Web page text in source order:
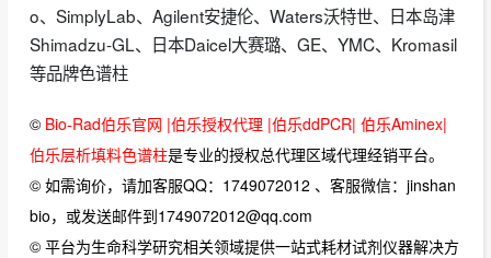
o、SimplyLab、Agilent安捷伦、Waters沃特世、日本岛津
Shimadzu-GL、日本Daicel大赛璐、GE、YMC、Kromasil
等品牌色谱柱
© Bio-Rad伯乐官网 |伯乐授权代理 |伯乐ddPCR| 伯乐Aminex|
伯乐层析填料色谱柱是专业的授权总代理区域代理经销平台。
© 如需询价，请加客服QQ：1749072012 、客服微信：jinshan
bio，或发送邮件到1749072012@qq.com
© 平台为生命科学研究相关领域提供一站式耗材试剂仪器解决方